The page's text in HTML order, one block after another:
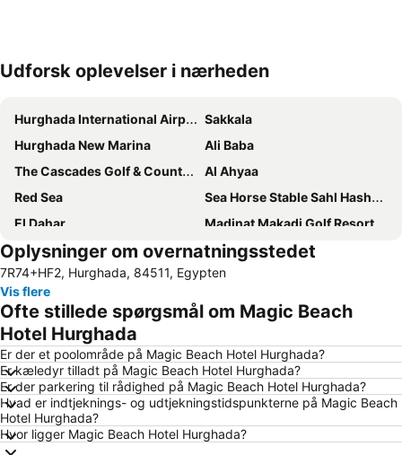
Udvid kort
Udforsk oplevelser i nærheden
Hurghada International Airport
Sakkala
Hurghada New Marina
Ali Baba
The Cascades Golf & Country Club
Al Ahyaa
Red Sea
Sea Horse Stable Sahl Hasheesh
El Dahar
Madinat Makadi Golf Resort
Papas Beach Club
El Kawthar
Mahmya Island
Hurghada Bowling Center
La Luna
Bordiehns
Aladdin Casino
Oplysninger om overnatningsstedet
7R74+HF2, Hurghada, 84511, Egypten
Vis flere
Ofte stillede spørgsmål om Magic Beach
Hotel Hurghada
Er der et poolområde på Magic Beach Hotel Hurghada?
Er kæledyr tilladt på Magic Beach Hotel Hurghada?
Er der parkering til rådighed på Magic Beach Hotel Hurghada?
Hvad er indtjeknings- og udtjekningstidspunkterne på Magic Beach
Hotel Hurghada?
Hvor ligger Magic Beach Hotel Hurghada?